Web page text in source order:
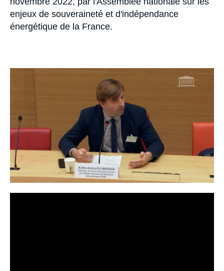
enjeux de souveraineté et d'indépendance
énergétique de la France.